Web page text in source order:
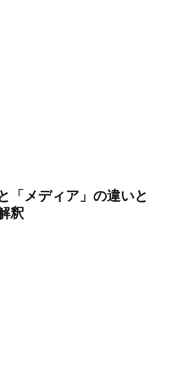
「メディア」の違いと
釈